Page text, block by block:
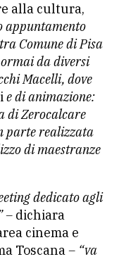
alla cultura,
appuntamento
Comune di Pisa
da diversi
Macelli, dove
e di animazione:
di Zerocalcare
parte realizzata
di maestranze
dedicato agli
– dichiara
cinema e
Toscana– “va